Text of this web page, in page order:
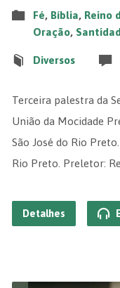
Fé, Bíblia, Reino
Oração,
Diversos
Terceira palestra da
União da Mocidade
São José do Rio
Rio Preto. Preletor:
Detalhes